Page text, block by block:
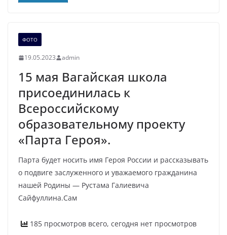
ФОТО
19.05.2023 admin
15 мая Вагайская школа
присоединилась к
Всероссийскому
образовательному проекту
«Парта Героя».
Парта будет носить имя Героя России и рассказывать
о подвиге заслуженного и уважаемого гражданина
нашей Родины — Рустама Галиевича
Сайфуллина.Сам
185 просмотров всего, сегодня нет просмотров